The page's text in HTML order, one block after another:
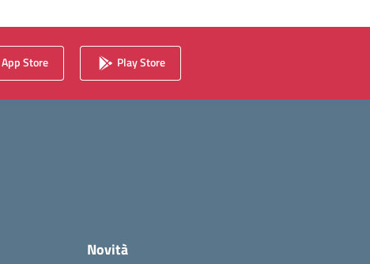
App Store Play Store
Novità